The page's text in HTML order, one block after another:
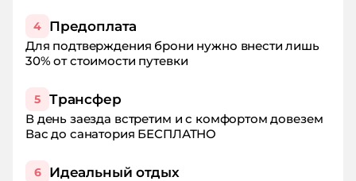
4 Предоплата
Для подтверждения брони нужно внести лишь
30% от стоимости путевки
5 Трансфер
В день заезда встретим и с комфортом довезем
Вас до санатория БЕСПЛАТНО
6 Идеальный отдых